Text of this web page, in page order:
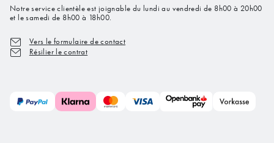
Notre service clientèle est joignable du lundi au vendredi de 8h00 à 20h00
et le samedi de 8h00 à 18h00.
Vers le formulaire de contact
Résilier le contrat